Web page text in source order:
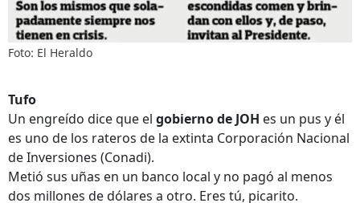
Foto: El Heraldo
Tufo
Un engreído dice que el gobierno de JOH es un pus y él
es uno de los rateros de la extinta Corporación Nacional
de Inversiones (Conadi).
Metió sus uñas en un banco local y no pagó al menos
dos millones de dólares a otro. Eres tú, picarito.